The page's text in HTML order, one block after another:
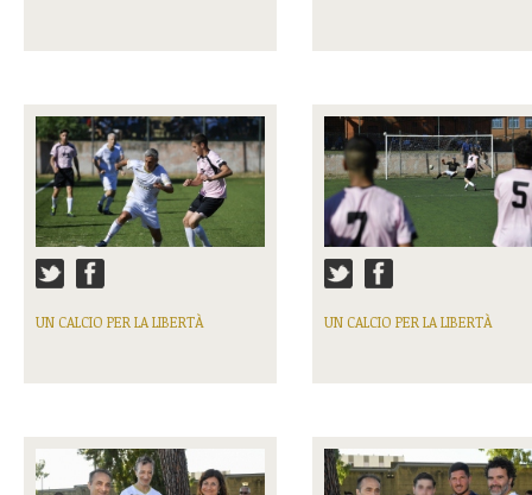
UN CALCIO PER LA LIBERTÀ UN CALCIO PER LA LIBERTÀ